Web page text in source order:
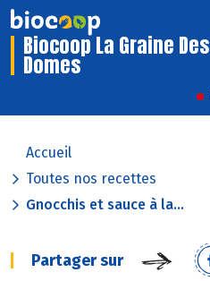
Biocoop La Graine Des
Domes
Accueil
Toutes nos recettes
Gnocchis et sauce à la...
Partager sur